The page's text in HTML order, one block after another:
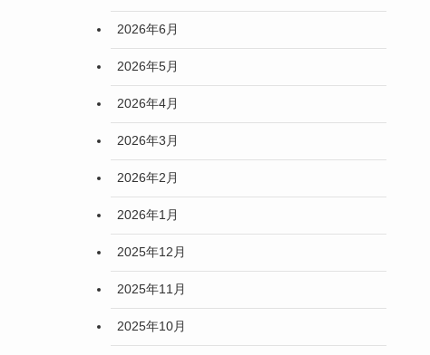
2026年6月
2026年5月
2026年4月
2026年3月
2026年2月
2026年1月
2025年12月
2025年11月
2025年10月